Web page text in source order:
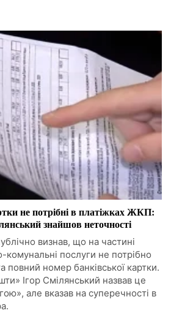
не потрібні в платіжках ЖКП:
знайшов неточності
визнав, що на частині
комунальні послуги не потрібно
номер банківської картки.
Ігор Смілянський назвав це
але вказав на суперечності в